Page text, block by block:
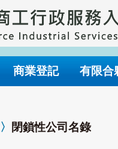
商業登記 有限合
〉 閉鎖性公司名錄